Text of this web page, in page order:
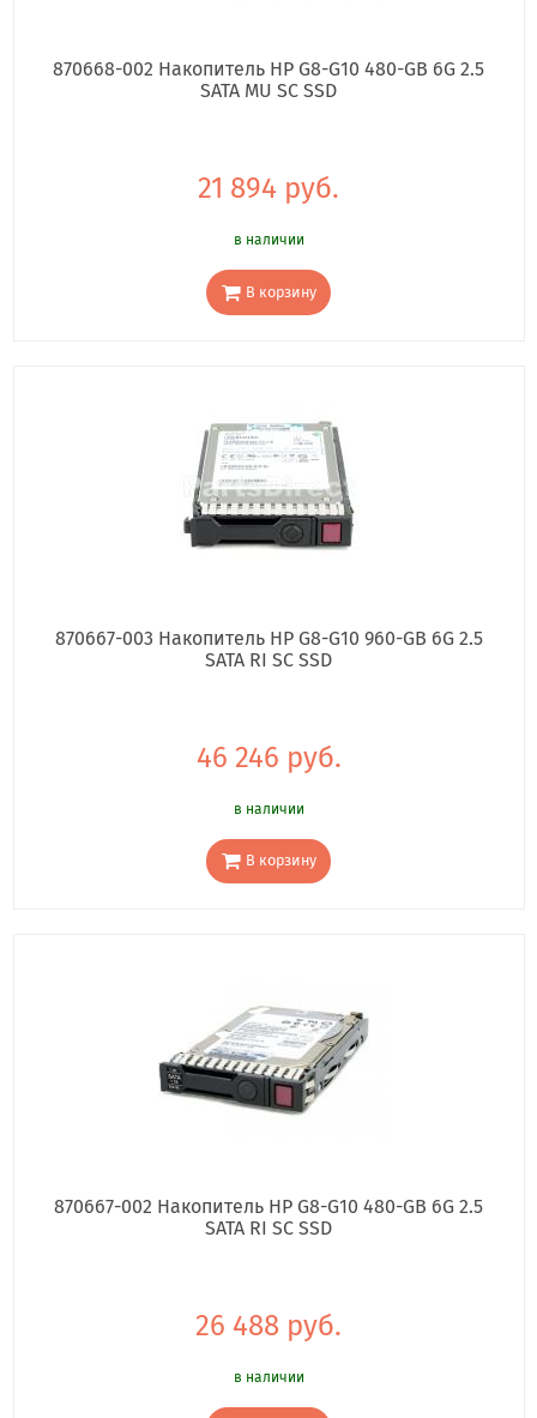
870668-002 Накопитель HP G8-G10 480-GB 6G 2.5
SATA MU SC SSD
21 894 руб.
в наличии
В корзину
870667-003 Накопитель HP G8-G10 960-GB 6G 2.5
SATA RI SC SSD
46 246 руб.
в наличии
В корзину
870667-002 Накопитель HP G8-G10 480-GB 6G 2.5
SATA RI SC SSD
26 488 руб.
в наличии